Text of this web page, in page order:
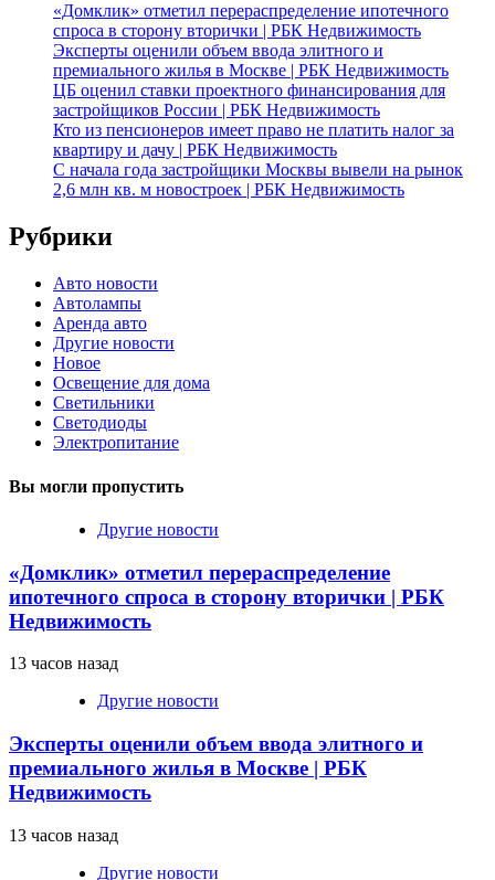
«Домклик» отметил перераспределение ипотечного
спроса в сторону вторички | РБК Недвижимость
Эксперты оценили объем ввода элитного и
премиального жилья в Москве | РБК Недвижимость
ЦБ оценил ставки проектного финансирования для
застройщиков России | РБК Недвижимость
Кто из пенсионеров имеет право не платить налог за
квартиру и дачу | РБК Недвижимость
С начала года застройщики Москвы вывели на рынок
2,6 млн кв. м новостроек | РБК Недвижимость
Рубрики
Авто новости
Автолампы
Аренда авто
Другие новости
Новое
Освещение для дома
Светильники
Светодиоды
Электропитание
Вы могли пропустить
Другие новости
«Домклик» отметил перераспределение
ипотечного спроса в сторону вторички | РБК
Недвижимость
13 часов назад
Другие новости
Эксперты оценили объем ввода элитного и
премиального жилья в Москве | РБК
Недвижимость
13 часов назад
Другие новости